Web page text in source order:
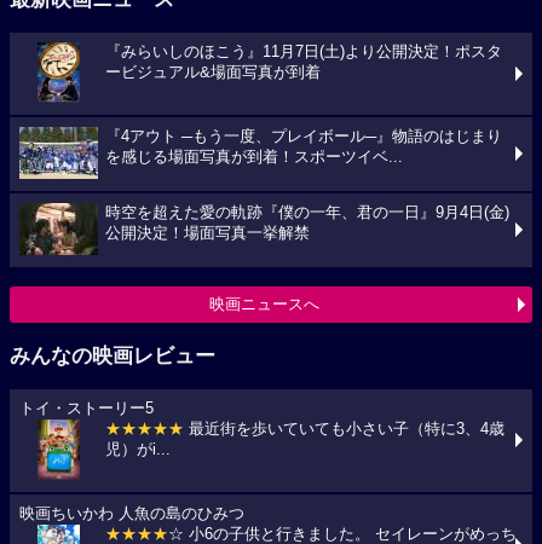
『みらいしのほこう』11月7日(土)より公開決定！ポスタ
ービジュアル&場面写真が到着
『4アウト ─もう一度、プレイボール─』物語のはじまり
を感じる場面写真が到着！スポーツイベ...
時空を超えた愛の軌跡『僕の一年、君の一日』9月4日(金)
公開決定！場面写真一挙解禁
映画ニュースへ
みんなの映画レビュー
トイ・ストーリー5
★★★★★ 最近街を歩いていても小さい子（特に3、4歳
児）がi...
映画ちいかわ 人魚の島のひみつ
★★★★☆ 小6の子供と行きました。 セイレーンがめっち